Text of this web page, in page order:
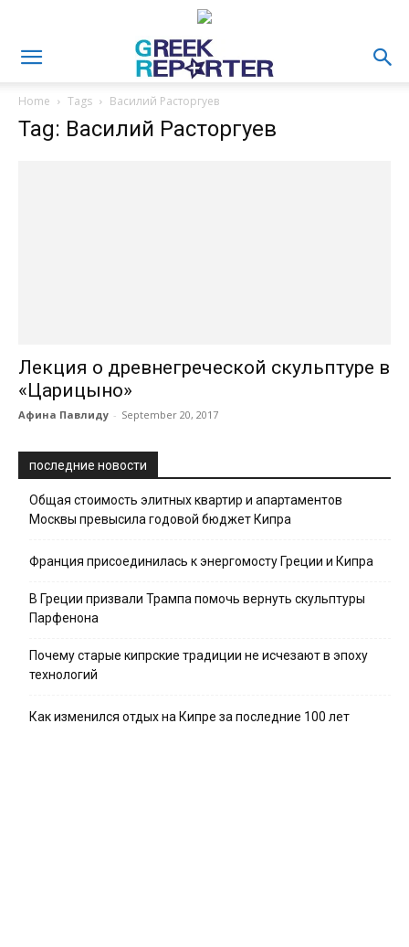
Home Tags Василий Расторгуев
Tag: Василий Расторгуев
Лекция о древнегреческой скульптуре в
«Царицыно»
Афина Павлиду - September 20, 2017
последние новости
Общая стоимость элитных квартир и апартаментов
Москвы превысила годовой бюджет Кипра
Франция присоединилась к энергомосту Греции и Кипра
В Греции призвали Трампа помочь вернуть скульптуры
Парфенона
Почему старые кипрские традиции не исчезают в эпоху
технологий
Как изменился отдых на Кипре за последние 100 лет